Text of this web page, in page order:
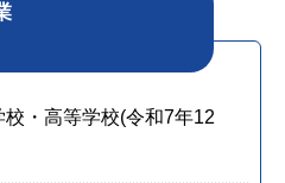
・高等学校(令和7年12